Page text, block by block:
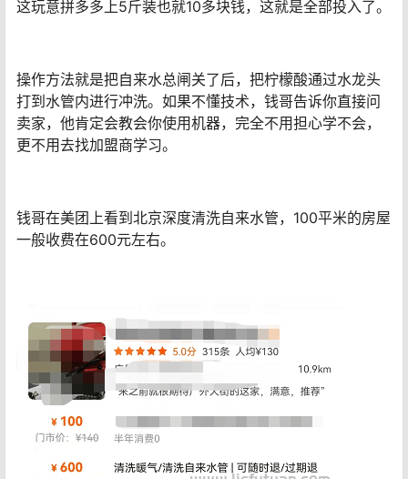
这玩意拼多多上5斤装也就10多块钱，这就是全部投入了。
操作方法就是把自来水总闸关了后，把柠檬酸通过水龙头
打到水管内进行冲洗。如果不懂技术，钱哥告诉你直接问
卖家，他肯定会教会你使用机器，完全不用担心学不会，
更不用去找加盟商学习。
钱哥在美团上看到北京深度清洗自来水管，100平米的房屋
一般收费在600元左右。